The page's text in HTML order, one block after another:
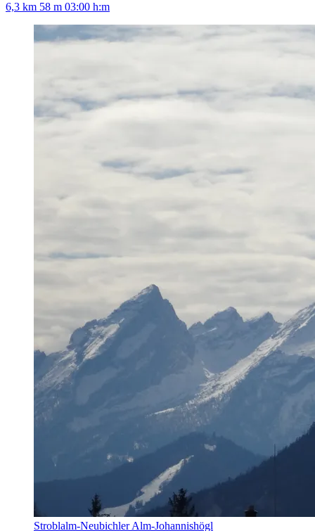
6,3 km 58 m 03:00 h:m
Stroblalm-Neubichler Alm-Johannishögl